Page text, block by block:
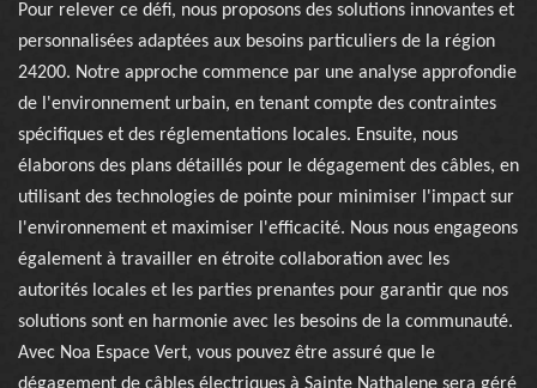
Pour relever ce défi, nous proposons des solutions innovantes et
personnalisées adaptées aux besoins particuliers de la région
24200. Notre approche commence par une analyse approfondie
de l'environnement urbain, en tenant compte des contraintes
spécifiques et des réglementations locales. Ensuite, nous
élaborons des plans détaillés pour le dégagement des câbles, en
utilisant des technologies de pointe pour minimiser l'impact sur
l'environnement et maximiser l'efficacité. Nous nous engageons
également à travailler en étroite collaboration avec les
autorités locales et les parties prenantes pour garantir que nos
solutions sont en harmonie avec les besoins de la communauté.
Avec Noa Espace Vert, vous pouvez être assuré que le